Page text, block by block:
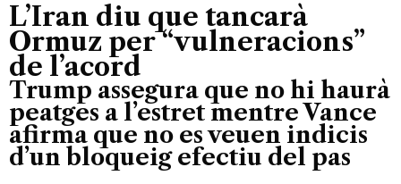
L’Iran diu que tancarà
Ormuz per “vulneracions”
de l’acord
Trump assegura que no hi haurà
peatges a l’estret mentre Vance
afirma que no es veuen indicis
d’un bloqueig efectiu del pas